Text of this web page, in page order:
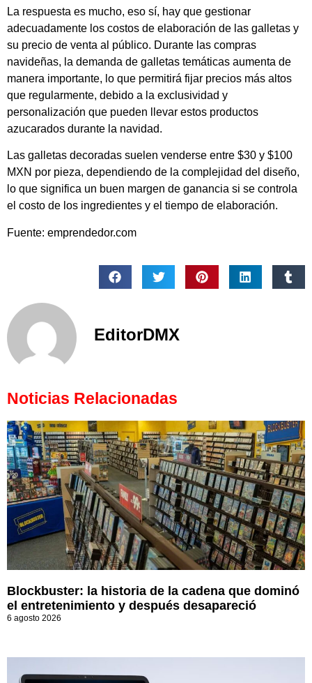
La respuesta es mucho, eso sí, hay que gestionar
adecuadamente los costos de elaboración de las galletas y
su precio de venta al público. Durante las compras
navideñas, la demanda de galletas temáticas aumenta de
manera importante, lo que permitirá fijar precios más altos
que regularmente, debido a la exclusividad y
personalización que pueden llevar estos productos
azucarados durante la navidad.
Las galletas decoradas suelen venderse entre $30 y $100
MXN por pieza, dependiendo de la complejidad del diseño,
lo que significa un buen margen de ganancia si se controla
el costo de los ingredientes y el tiempo de elaboración.
Fuente: emprendedor.com
EditorDMX
Noticias Relacionadas
Blockbuster: la historia de la cadena que dominó
el entretenimiento y después desapareció
6 agosto 2026